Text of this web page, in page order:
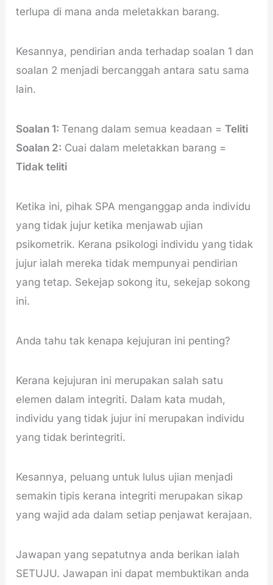
terlupa di mana anda meletakkan barang.
Kesannya, pendirian anda terhadap soalan 1 dan
soalan 2 menjadi bercanggah antara satu sama
lain.
Soalan 1:Tenang dalam semua keadaan =Teliti
Soalan 2: Cuai dalam meletakkan barang =
Tidak teliti
Ketika ini, pihak SPA menganggap anda individu
yang tidak jujur ketika menjawab ujian
psikometrik. Kerana psikologi individu yang tidak
jujur ialah mereka tidak mempunyai pendirian
yang tetap. Sekejap sokong itu, sekejap sokong
ini.
Anda tahu tak kenapa kejujuran ini penting?
Kerana kejujuran ini merupakan salah satu
elemen dalam integriti. Dalam kata mudah,
individu yang tidak jujur ini merupakan individu
yang tidak berintegriti.
Kesannya, peluang untuk lulus ujian menjadi
semakin tipis kerana integriti merupakan sikap
yang wajid ada dalam setiap penjawat kerajaan.
Jawapan yang sepatutnya anda berikan ialah
SETUJU. Jawapan ini dapat membuktikan anda